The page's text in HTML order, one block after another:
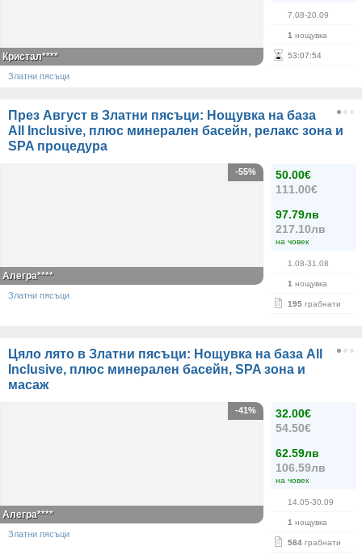
7.08-20.09
1 нощувка
53:07:54
Кристал****
Златни пясъци
През Август в Златни пясъци: Нощувка на база
All Inclusive, плюс минерален басейн, релакс зона и
SPA процедура
50.00€
111.00€
97.79лв
217.10лв
на човек
1.08-31.08
1 нощувка
195 грабнати
-55%
Алегра****
Златни пясъци
Цяло лято в Златни пясъци: Нощувка на база All
Inclusive, плюс минерален басейн, SPA зона и
масаж
32.00€
54.50€
62.59лв
106.59лв
на човек
14.05-30.09
1 нощувка
584 грабнати
-41%
Алегра****
Златни пясъци